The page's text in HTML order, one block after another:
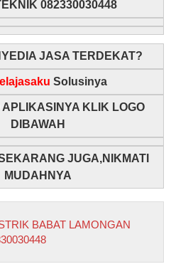
082330030448
JASA TERDEKAT?
Solusinya
APLIKASINYA KLIK LOGO
DIBAWAH
JUGA,NIKMATI
MUDAHNYA